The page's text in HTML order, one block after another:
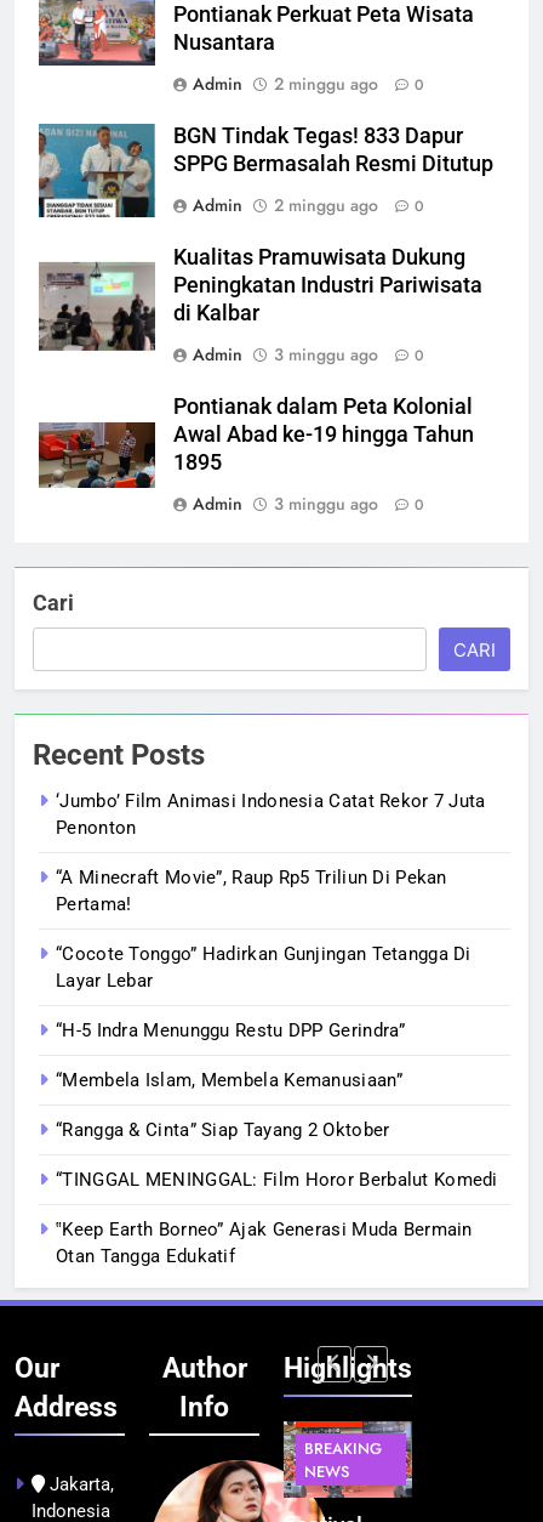
Pontianak Perkuat Peta Wisata
Nusantara
Admin
2 minggu ago 0
BGN Tindak Tegas! 833 Dapur
SPPG Bermasalah Resmi Ditutup
Admin
2 minggu ago 0
Kualitas Pramuwisata Dukung
Peningkatan Industri Pariwisata
di Kalbar
Admin
3 minggu ago 0
Pontianak dalam Peta Kolonial
Awal Abad ke-19 hingga Tahun
1895
Admin
3 minggu ago 0
Cari
CARI
Recent Posts
‘Jumbo’ Film Animasi Indonesia Catat Rekor 7 Juta
Penonton
“A Minecraft Movie”, Raup Rp5 Triliun Di Pekan
Pertama!
“Cocote Tonggo” Hadirkan Gunjingan Tetangga Di
Layar Lebar
“H-5 Indra Menunggu Restu DPP Gerindra”
“Membela Islam, Membela Kemanusiaan”
“Rangga & Cinta” Siap Tayang 2 Oktober
“TINGGAL MENINGGAL: Film Horor Berbalut Komedi
‟Keep Earth Borneo” Ajak Generasi Muda Bermain
Otan Tangga Edukatif
Our
Address
Jakarta,
Indonesia
Author
Info
Highlights
BERITA
NEWS
INFRASTRUKTUR
TEKNOLOGI
BREAKING
NEWS